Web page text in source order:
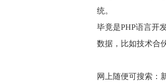
统。
毕竟是PHP语言开
数据，比如技术合
网上随便可搜索：